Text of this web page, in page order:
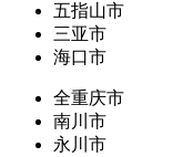
五指山市
三亚市
海口市
全重庆市
南川市
永川市